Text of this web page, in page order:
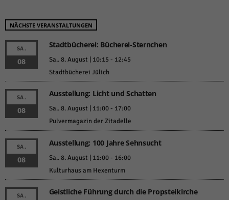
NÄCHSTE VERANSTALTUNGEN
SA.
08
Stadtbücherei: Bücherei-Sternchen
Sa.. 8. August | 10:15 - 12:45
Stadtbücherei Jülich
SA.
08
Ausstellung: Licht und Schatten
Sa.. 8. August | 11:00- 17:00
Pulvermagazin der Zitadelle
SA.
08
Ausstellung: 100 Jahre Sehnsucht
Sa.. 8. August | 11:00- 16:00
Kulturhaus am Hexenturm
SA. Geistliche Führung durch die Propsteikirche